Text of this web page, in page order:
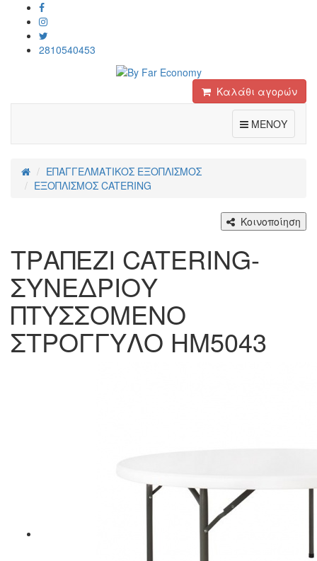
2810540453
Καλάθι αγορών
ΜΕΝΟΥ
ΕΠΑΓΓΕΛΜΑΤΙΚΟΣ ΕΞΟΠΛΙΣΜΟΣ
ΕΞΟΠΛΙΣΜΟΣ CATERING
Κοινοποίηση
ΤΡΑΠΕΖΙ CATERING-
ΣΥΝΕΔΡΙΟΥ
ΠΤΥΣΣΟΜΕΝΟ
ΣΤΡΟΓΓΥΛΟ HM5043